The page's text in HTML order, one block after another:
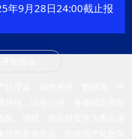
年9月28日24:00截止报